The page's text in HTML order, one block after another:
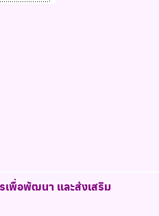
เพื่อพัฒนา และส่งเสริม